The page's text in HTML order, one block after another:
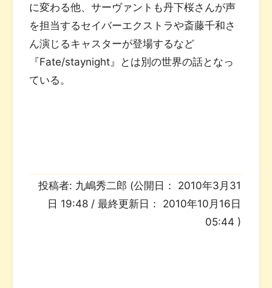
に変わる他、サーヴァントも丹下桜さんが声
を担当するセイバーエクストラや斎藤千和さ
ん演じるキャスターが登場するなど
『Fate/staynight』とは別の世界の話となっ
ている。
投稿者: 九嶋秀二郎 (公開日： 2010年3月31
日 19:48 / 最終更新日： 2010年10月16日
05:44 )